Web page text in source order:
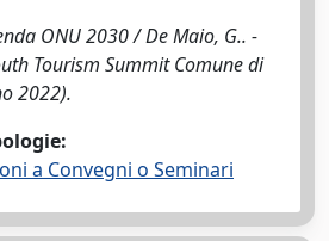
ONU 2030 / De Maio, G.. -
Tourism Summit Comune di
2022).
a Convegni o Seminari